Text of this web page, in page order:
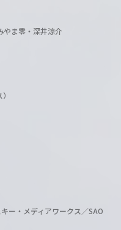
ま零・深井涼介
ー・メディアワークス／SAO